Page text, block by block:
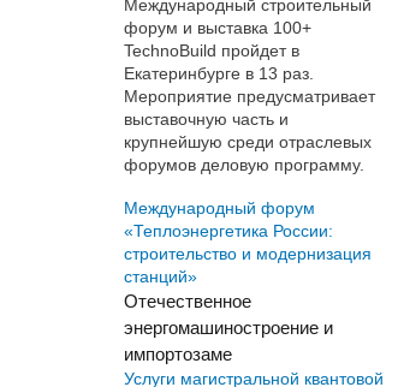
Международный строительный
форум и выставка 100+
TechnoBuild пройдет в
Екатеринбурге в 13 раз.
Мероприятие предусматривает
выставочную часть и
крупнейшую среди отраслевых
форумов деловую программу.
Международный форум
«Теплоэнергетика России:
строительство и модернизация
станций»
Отечественное
энергомашиностроение и
импортозаме
Услуги магистральной квантовой